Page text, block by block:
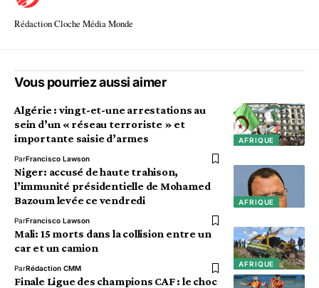
Rédaction Cloche Média Monde
Vous pourriez aussi aimer
AFRIQUE
Algérie : vingt-et-une arrestations au
sein d’un « réseau terroriste » et
importante saisie d’armes
ParFrancisco Lawson
AFRIQUE
Niger: accusé de haute trahison,
l’immunité présidentielle de Mohamed
Bazoum levée ce vendredi
ParFrancisco Lawson
AFRIQUE
Mali: 15 morts dans la collision entre un
car et un camion
ParRédaction CMM
Finale Ligue des champions CAF : le choc